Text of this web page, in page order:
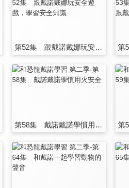
第52集 跟戴諾戴娜玩安全遊戲，學習安全知識
第58集 戴諾戴諾學慣用火安全 第